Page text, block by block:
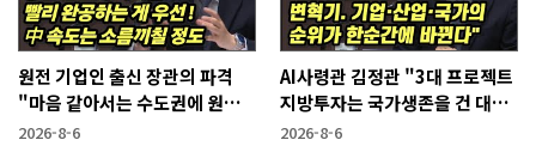
원전 기업인 출신 장관의 파격
"마음 같아서는 수도권에 원전
짓고싶다"
2026-8-6
AI사령관 김정관 "3대 프로젝트
지방투자는 국가생존을 건 대전
략"
2026-8-6